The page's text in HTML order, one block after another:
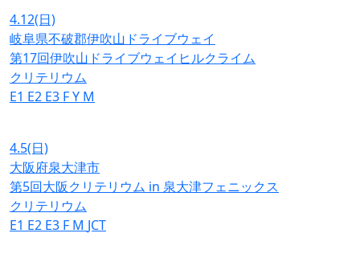
4.12(日)
岐阜県不破郡伊吹山ドライブウェイ
第17回伊吹山ドライブウェイヒルクライム
クリテリウム
E1 E2 E3 FY M
4.5(日)
大阪府泉大津市
第5回大阪クリテリウム in 泉大津フェニックス
クリテリウム
E1 E2 E3 F M JCT